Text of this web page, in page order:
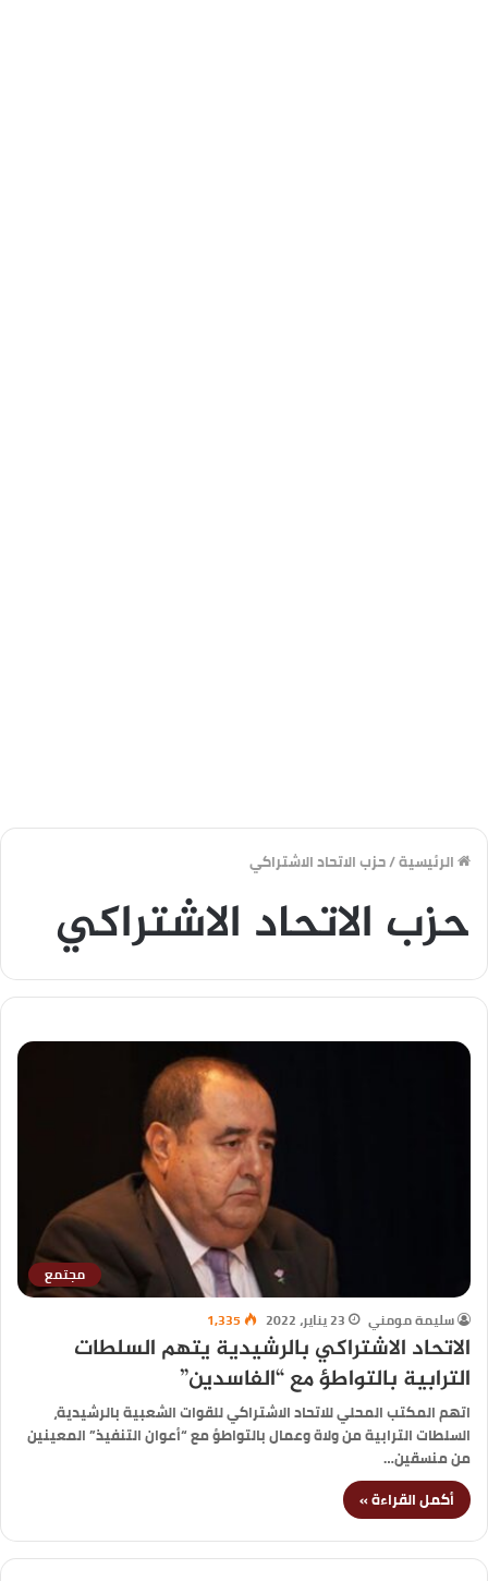
الرئيسية/حزب الاتحاد الاشتراكي
حزب الاتحاد الاشتراكي
مجتمع
سليمة مومني
23 يناير، 2022 1,335
الاتحاد الاشتراكي بالرشيدية يتهم السلطات
الترابية بالتواطؤ مع “الفاسدين”
اتهم المكتب المحلي للاتحاد الاشتراكي للقوات الشعبية بالرشيدية،
السلطات الترابية من ولاة وعمال بالتواطؤ مع “أعوان التنفيذ” المعينين
من منسقين…
أكمل القراءة »